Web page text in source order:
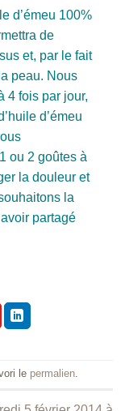
d’émeu 100%
de
et, par le fait
peau. Nous
4 fois par jour,
d’émeu
ou 2 goûtes à
la douleur et
la
partagé
le permalien.